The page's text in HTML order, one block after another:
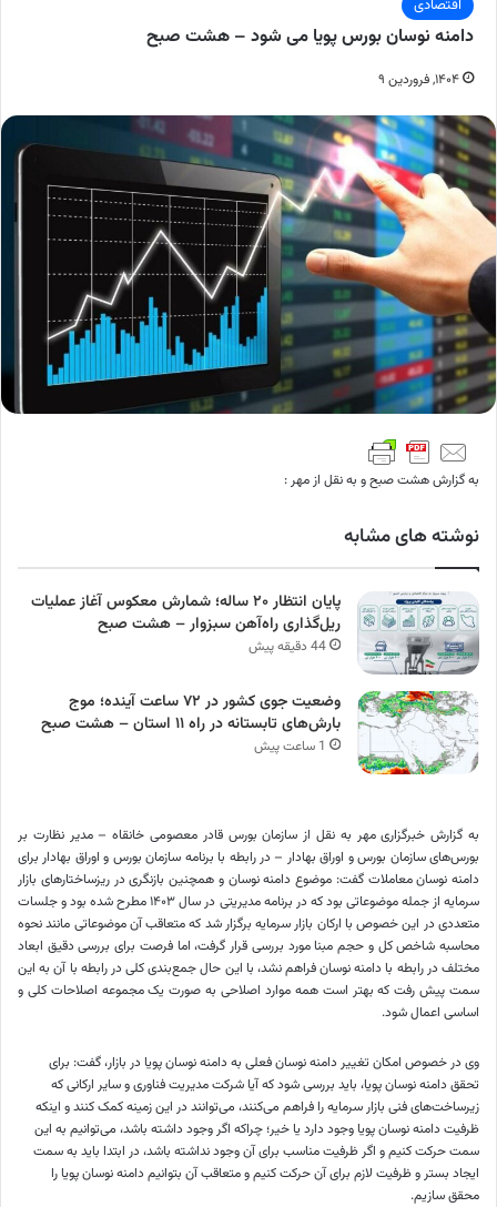
اقتصادی
دامنه نوسان بورس پویا می شود – هشت صبح
۱۴۰۴, فروردین ۹
به گزارش هشت صبح و به نقل از مهر :
نوشته های مشابه
پایان انتظار ۲۰ ساله؛ شمارش معکوس آغاز عملیات
ریل‌گذاری راه‌آهن سبزوار – هشت صبح
44 دقیقه پیش
وضعیت جوی کشور در ۷۲ ساعت آینده؛ موج
بارش‌های تابستانه در راه ۱۱ استان – هشت صبح
1 ساعت پیش
به گزارش خبرگزاری مهر به نقل از سازمان بورس قادر معصومی خانقاه – مدیر نظارت بر
بورس‌های سازمان بورس و اوراق بهادار – در رابطه با برنامه سازمان بورس و اوراق بهادار برای
دامنه نوسان معاملات گفت: موضوع دامنه نوسان و همچنین بازنگری در ریزساختارهای بازار
سرمایه از جمله موضوعاتی بود که در برنامه مدیریتی در سال ۱۴۰۳ مطرح شده بود و جلسات
متعددی در این خصوص با ارکان بازار سرمایه برگزار شد که متعاقب آن موضوعاتی مانند نحوه
محاسبه شاخص کل و حجم مبنا مورد بررسی قرار گرفت، اما فرصت برای بررسی دقیق ابعاد
مختلف در رابطه با دامنه نوسان فراهم نشد، با این حال جمع‌بندی کلی در رابطه با آن به این
سمت پیش رفت که بهتر است همه موارد اصلاحی به صورت یک مجموعه اصلاحات کلی و
اساسی اعمال شود.
وی در خصوص امکان تغییر دامنه نوسان فعلی به دامنه نوسان پویا در بازار، گفت: برای
تحقق دامنه نوسان پویا، باید بررسی شود که آیا شرکت مدیریت فناوری و سایر ارکانی که
زیرساخت‌های فنی بازار سرمایه را فراهم می‌کنند، می‌توانند در این زمینه کمک کنند و اینکه
ظرفیت دامنه نوسان پویا وجود دارد یا خیر؛ چراکه اگر وجود داشته باشد، می‌توانیم به این
سمت حرکت کنیم و اگر ظرفیت مناسب برای آن وجود نداشته باشد، در ابتدا باید به سمت
ایجاد بستر و ظرفیت لازم برای آن حرکت کنیم و متعاقب آن بتوانیم دامنه نوسان پویا را
محقق سازیم.